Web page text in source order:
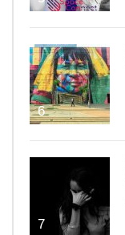
6
7